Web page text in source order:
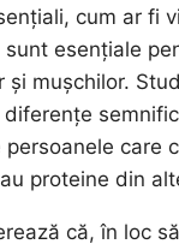
cum ar fi
sunt esențiale
și mușchilor.
care
proteine din
că, în loc